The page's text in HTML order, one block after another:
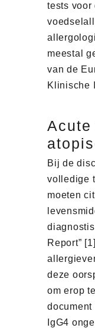
tests voor
meestal
van de
Klinische
Bij de
volledige
moeten
Report”
deze
om erop
IgG4